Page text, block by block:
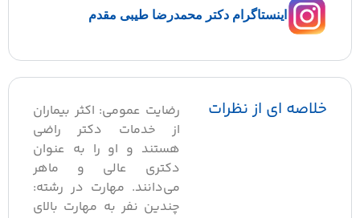
اینستاگرام دکتر محمدرضا طیبی مقدم
خلاصه ای از نظرات
رضایت عمومی: اکثر بیماران
از خدمات دکتر راضی
هستند و او را به عنوان
دکتری عالی و ماهر
می‌دانند. مهارت در رشته:
چندین نفر به مهارت بالای